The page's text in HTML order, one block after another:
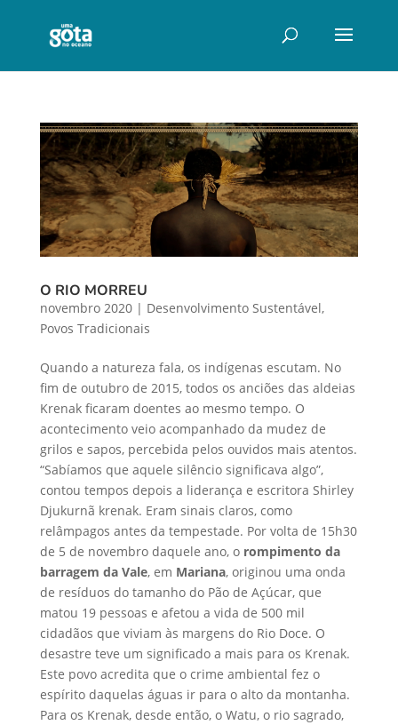
O RIO MORREU
novembro 2020| Desenvolvimento Sustentável,
Povos Tradicionais
Quando a natureza fala, os indígenas escutam. No
fim de outubro de 2015, todos os anciões das aldeias
Krenak ficaram doentes ao mesmo tempo. O
acontecimento veio acompanhado da mudez de
grilos e sapos, percebida pelos ouvidos mais atentos.
“Sabíamos que aquele silêncio significava algo”,
contou tempos depois a liderança e escritora Shirley
Djukurnã krenak. Eram sinais claros, como
relâmpagos antes da tempestade. Por volta de 15h30
de 5 de novembro daquele ano, o rompimento da
barragem da Vale, em Mariana, originou uma onda
de resíduos do tamanho do Pão de Açúcar, que
matou 19 pessoas e afetou a vida de 500 mil
cidadãos que viviam às margens do Rio Doce. O
desastre teve um significado a mais para os Krenak.
Este povo acredita que o crime ambiental fez o
espírito daquelas águas ir para o alto da montanha.
Para os Krenak, desde então, o Watu, o rio sagrado,